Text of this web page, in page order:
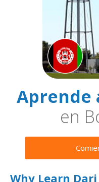
Aprende
en
Why Learn